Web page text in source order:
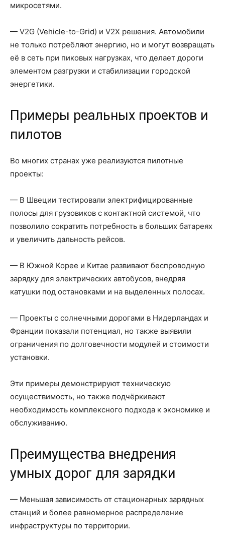
микросетями.
— V2G (Vehicle-to-Grid) и V2X решения. Автомобили
не только потребляют энергию, но и могут возвращать
её в сеть при пиковых нагрузках, что делает дороги
элементом разгрузки и стабилизации городской
энергетики.
Примеры реальных проектов и
пилотов
Во многих странах уже реализуются пилотные
проекты:
— В Швеции тестировали электрифицированные
полосы для грузовиков с контактной системой, что
позволило сократить потребность в больших батареях
и увеличить дальность рейсов.
— В Южной Корее и Китае развивают беспроводную
зарядку для электрических автобусов, внедряя
катушки под остановками и на выделенных полосах.
— Проекты с солнечными дорогами в Нидерландах и
Франции показали потенциал, но также выявили
ограничения по долговечности модулей и стоимости
установки.
Эти примеры демонстрируют техническую
осуществимость, но также подчёркивают
необходимость комплексного подхода к экономике и
обслуживанию.
Преимущества внедрения
умных дорог для зарядки
— Меньшая зависимость от стационарных зарядных
станций и более равномерное распределение
инфраструктуры по территории.